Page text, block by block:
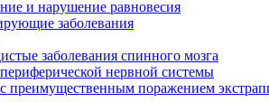
и нарушение равновесия
заболевания
заболевания спинного мозга
нервной системы
с преимущественным поражением